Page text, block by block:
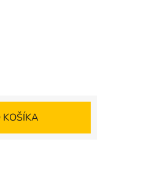
KOŠÍKA